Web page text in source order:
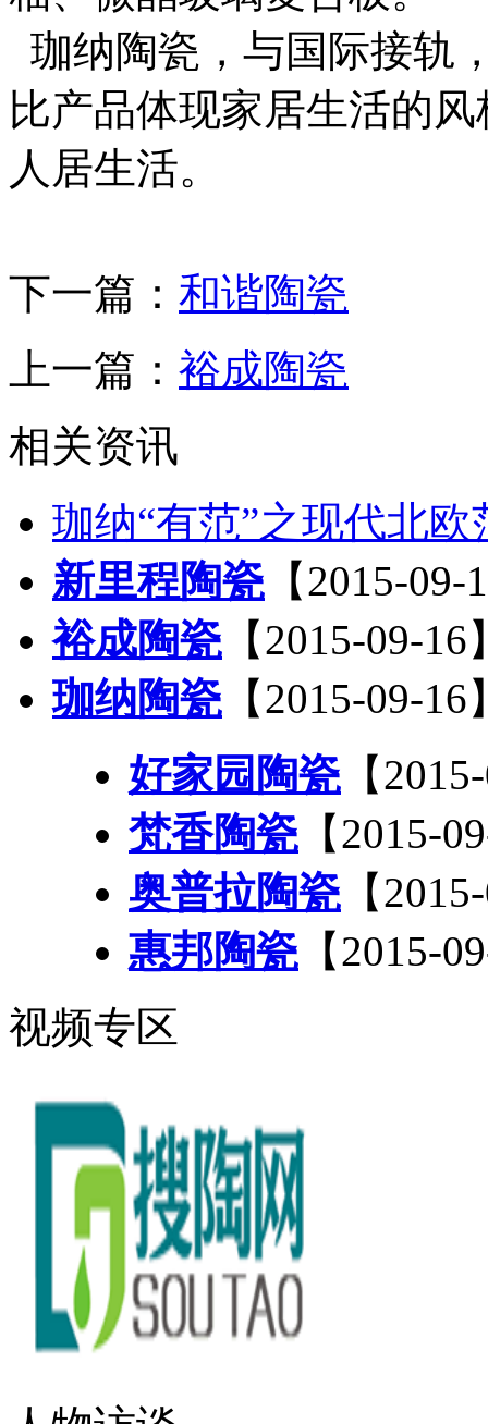
珈纳陶瓷，与国际接轨
比产品体现家居生活的
人居生活。
下一篇： 和谐陶瓷
上一篇： 裕成陶瓷
相关资讯
珈纳“有范”之现代北欧
新里程陶瓷 【2015-09-
裕成陶瓷 【2015-09-16
珈纳陶瓷 【2015-09-16
好家园陶瓷 【
梵香陶瓷 【2015-
奥普拉陶瓷 【
惠邦陶瓷 【2015-
视频专区